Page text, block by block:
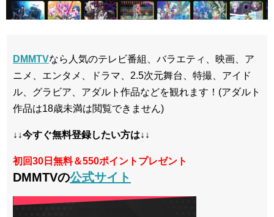
DMMTVなら人気のテレビ番組、バラエティ、映画、ア
ニメ、エンタメ、ドラマ、2.5次元舞台、特撮、アイド
ル、グラビア、アダルト作品などを観れます！(アダルト
作品は18歳未満は閲覧できません)
↓↓今すぐ無料登録したい方は↓↓
初回30日無料＆550ポイントプレゼント
DMMTVの公式サイト